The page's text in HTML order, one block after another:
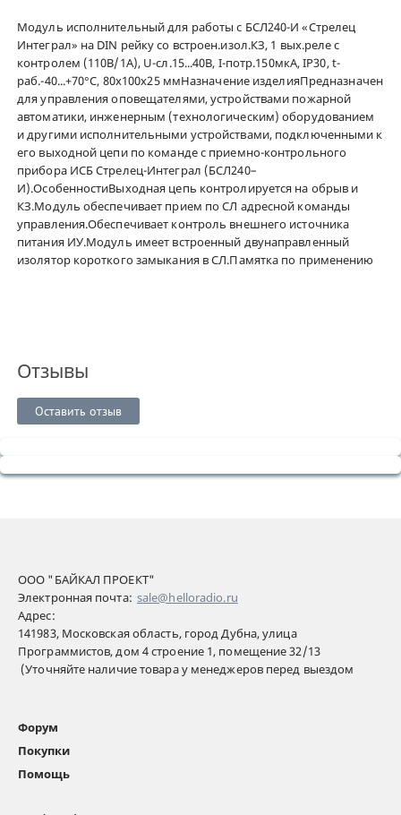
Модуль исполнительный для работы с БСЛ240-И «Стрелец
Интеграл» на DIN рейку со встроен.изол.КЗ, 1 вых.реле с
контролем (110В/1А), U-сл.15...40В, I-потр.150мкА, IP30, t-
раб.-40...+70°С, 80х100х25 ммНазначение изделияПредназначен
для управления оповещателями, устройствами пожарной
автоматики, инженерным (технологическим) оборудованием
и другими исполнительными устройствами, подключенными к
его выходной цепи по команде с приемно-контрольного
прибора ИСБ Стрелец-Интеграл (БСЛ240–
И).ОсобенностиВыходная цепь контролируется на обрыв и
КЗ.Модуль обеспечивает прием по СЛ адресной команды
управления.Обеспечивает контроль внешнего источника
питания ИУ.Модуль имеет встроенный двунаправленный
изолятор короткого замыкания в СЛ.Памятка по применению
Отзывы
Оставить отзыв
ООО "БАЙКАЛ ПРОЕКТ"
Электронная почта: sale@helloradio.ru
Адрес:
141983, Московская область, город Дубна, улица
Программистов, дом 4 строение 1, помещение 32/13
(Уточняйте наличие товара у менеджеров перед выездом
Форум
Покупки
Помощь